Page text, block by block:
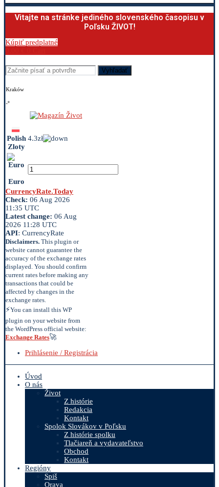
Vitajte na stránke jediného slovenského časopisu v
Poľsku ŽIVOT!
Kúpiť predplatné
Vyhľadať
Kraków
-º
Polish
Zloty
4.3zł
Euro
CurrencyRate.Today
Check: 06 Aug 2026
11:35 UTC
Latest change: 06 Aug
2026 11:28 UTC
API: CurrencyRate
Disclaimers. This plugin or
website cannot guarantee the
accuracy of the exchange rates
displayed. You should confirm
current rates before making any
transactions that could be
affected by changes in the
exchange rates.
⚡You can install this WP
plugin on your website from
the WordPress official website:
Exchange Rates🚀
Prihlásenie / Registrácia
Úvod
O nás
Život
Z histórie
Redakcia
Kontakt
Spolok Slovákov v Poľsku
Z histórie spolku
Tlačiareň a vydavateľstvo
Obchod
Kontakt
Regióny
Spiš
Orava